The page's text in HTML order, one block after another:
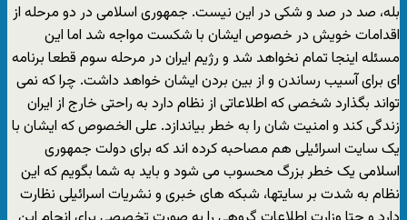
بله، صد در صد و شکی در این نیست. جمهوری اسلامی در دو مرحله از
اقدامات خویش در خصوص ایشان با شکست مواجه شد اما این
مسئله اینجا تمام نخواهد شد و رژیم ایران در مرحله سوم قطعا برنامه
ای برای آسیب رساندن و از بین بردن ایشان خواهد داشت. چرا که نمی
تواند بگذارد شخصی که اطلاعاتی از نظام دارد به راحتی خارج از ایران
زندگی کند و امنیت شان را به خطر بیاندازد. علی الخصوص که ایشان با
یک سایت اسرائیلی هم مصاحبه کرده اند که برای دولت جمهوری
اسلامی یک خطر بزرگ محسوب می شود و باید به شما بگویم که این
نظام به شدت بر سایتها، شبکه های خبری و نشریات اسرائیلی نظارت